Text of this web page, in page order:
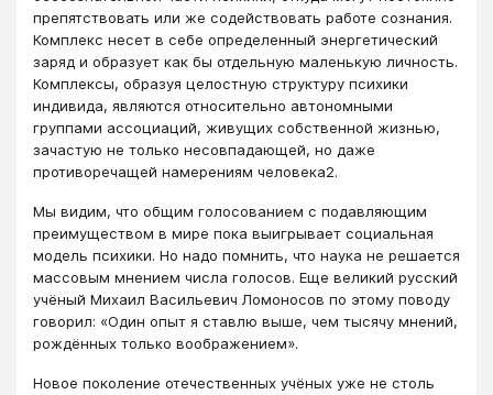
препятствовать или же содействовать работе сознания.
Комплекс несет в себе определенный энергетический
заряд и образует как бы отдельную маленькую личность.
Комплексы, образуя целостную структуру психики
индивида, являются относительно автономными
группами ассоциаций, живущих собственной жизнью,
зачастую не только несовпадающей, но даже
противоречащей намерениям человека2.
Мы видим, что общим голосованием с подавляющим
преимуществом в мире пока выигрывает социальная
модель психики. Но надо помнить, что наука не решается
массовым мнением числа голосов. Еще великий русский
учёный Михаил Васильевич Ломоносов по этому поводу
говорил: «Один опыт я ставлю выше, чем тысячу мнений,
рождённых только воображением».
Новое поколение отечественных учёных уже не столь